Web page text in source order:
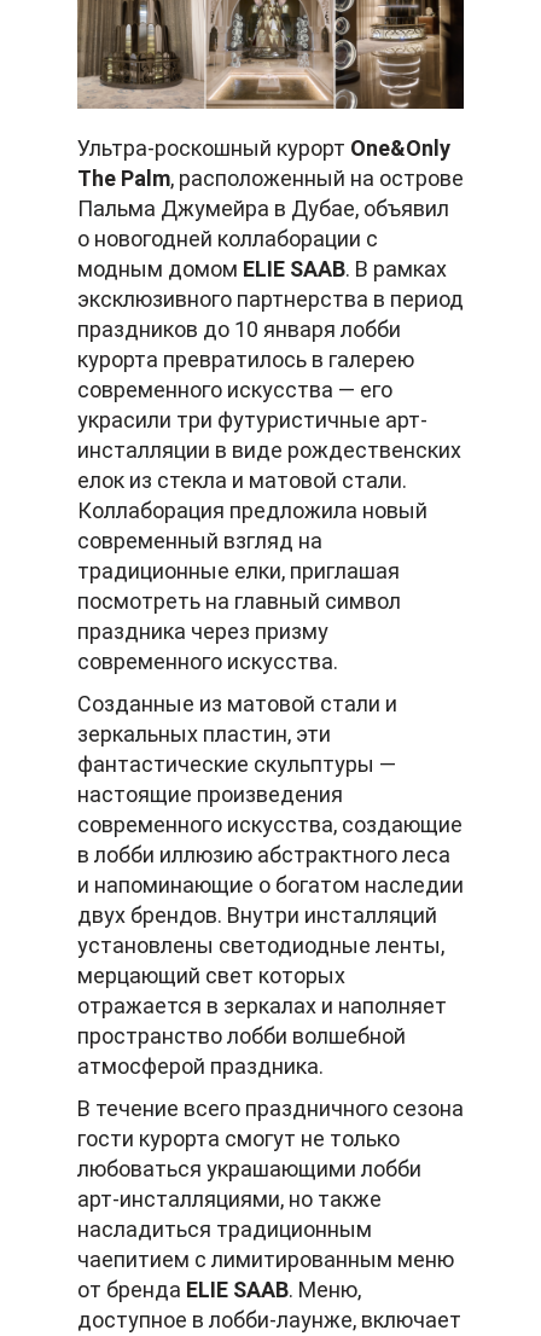
Ультра-роскошный курорт One&Only
The Palm, расположенный на острове
Пальма Джумейра в Дубае, объявил
о новогодней коллаборации с
модным домом ELIE SAAB. В рамках
эксклюзивного партнерства в период
праздников до 10 января лобби
курорта превратилось в галерею
современного искусства — его
украсили три футуристичные арт-
инсталляции в виде рождественских
елок из стекла и матовой стали.
Коллаборация предложила новый
современный взгляд на
традиционные елки, приглашая
посмотреть на главный символ
праздника через призму
современного искусства.
Созданные из матовой стали и
зеркальных пластин, эти
фантастические скульптуры —
настоящие произведения
современного искусства, создающие
в лобби иллюзию абстрактного леса
и напоминающие о богатом наследии
двух брендов. Внутри инсталляций
установлены светодиодные ленты,
мерцающий свет которых
отражается в зеркалах и наполняет
пространство лобби волшебной
атмосферой праздника.
В течение всего праздничного сезона
гости курорта смогут не только
любоваться украшающими лобби
арт-инсталляциями, но также
насладиться традиционным
чаепитием с лимитированным меню
от бренда ELIE SAAB. Меню,
доступное в лобби-лаунже, включает